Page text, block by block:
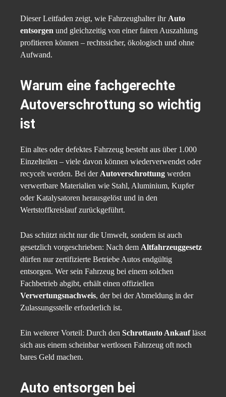
Dieser Leitfaden zeigt, wie Fahrzeughalter ihr Auto
entsorgen und gleichzeitig von einer fairen Auszahlung
profitieren können – rechtssicher, ökologisch und ohne
Aufwand.
Warum eine fachgerechte
Autoverschrottung so wichtig
ist
Ein altes oder defektes Fahrzeug besteht aus über 1.000
Einzelteilen – viele davon können wiederverwendet oder
recycelt werden. Bei der Autoverschrottung werden
verwertbare Materialien wie Stahl, Aluminium, Kupfer
oder Katalysatoren herausgelöst und in den
Wertstoffkreislauf zurückgeführt.
Das schützt nicht nur die Umwelt, sondern ist auch
gesetzlich vorgeschrieben: Nach dem Altfahrzeuggesetz
dürfen nur zertifizierte Betriebe Autos endgültig
entsorgen. Wer sein Fahrzeug bei einem solchen
Fachbetrieb abgibt, erhält einen offiziellen
Verwertungsnachweis, der bei der Abmeldung in der
Zulassungsstelle erforderlich ist.
Ein weiterer Vorteil: Durch den Schrottauto Ankauflässt
sich aus einem scheinbar wertlosen Fahrzeug oft noch
bares Geld machen.
Auto entsorgen bei